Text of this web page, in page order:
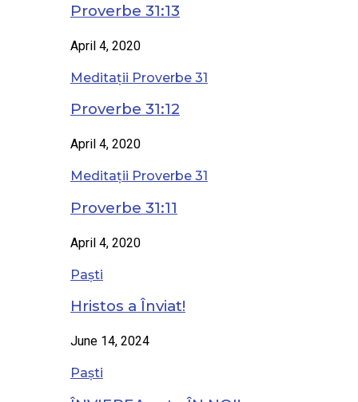
Proverbe 31:13
April 4, 2020
Meditații Proverbe 31
Proverbe 31:12
April 4, 2020
Meditații Proverbe 31
Proverbe 31:11
April 4, 2020
Paști
Hristos a Înviat!
June 14, 2024
Paști